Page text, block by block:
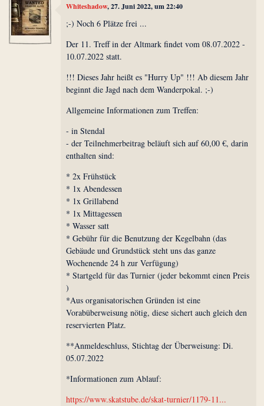
Whiteshadow, 27. Juni 2022, um 22:40
;-) Noch 6 Plätze frei ...
Der 11. Treff in der Altmark findet vom 08.07.2022 -
10.07.2022 statt.
!!! Dieses Jahr heißt es "Hurry Up" !!! Ab diesem Jahr
beginnt die Jagd nach dem Wanderpokal. ;-)
Allgemeine Informationen zum Treffen:
- in Stendal
- der Teilnehmerbeitrag beläuft sich auf 60,00 €, darin
enthalten sind:
* 2x Frühstück
* 1x Abendessen
* 1x Grillabend
* 1x Mittagessen
* Wasser satt
* Gebühr für die Benutzung der Kegelbahn (das
Gebäude und Grundstück steht uns das ganze
Wochenende 24 h zur Verfügung)
* Startgeld für das Turnier (jeder bekommt einen Preis
)
*Aus organisatorischen Gründen ist eine
Vorabüberweisung nötig, diese sichert auch gleich den
reservierten Platz.
**Anmeldeschluss, Stichtag der Überweisung: Di.
05.07.2022
*Informationen zum Ablauf:
https://www.skatstube.de/skat-turnier/1179-11...